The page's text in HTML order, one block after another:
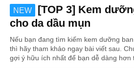
NEW
[TOP 3] Kem
cho da dầu mụn
Nếu bạn đang tìm kiếm kem dưỡng
thì hãy tham khảo ngay bài viết sau.
gợi ý hữu ích nhất để bạn dễ dàng hơn